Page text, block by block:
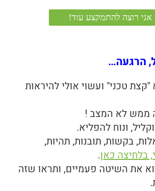
הרגעה…
טכני" ועשוי אולי להיראות
ממש לא המצב !
ונוח להפליא.
בקשות, תובנות, תהיות,
בלחיצה כאן.
את השיטה פעמיים, ותראו שזה